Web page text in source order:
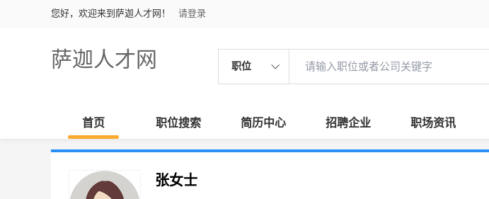
您好，欢迎来到萨迦人才网！ 请登录
萨迦人才网 职位
首页 职位搜索 简历中心 招聘企业 职场资讯
张女士